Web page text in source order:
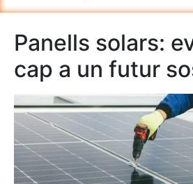
Panells solars:
cap a un futur